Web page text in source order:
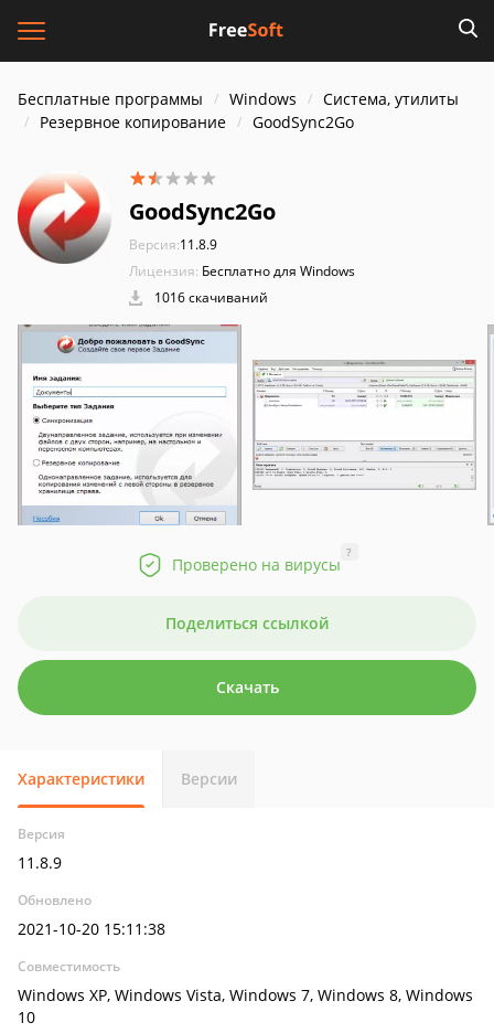
Бесплатные программы Windows
Система, утилиты
Резервное копирование
GoodSync2Go
GoodSync2Go
Версия:11.8.9
Лицензия: Бесплатно для Windows
1016 скачиваний
Проверено на вирусы
?
Поделиться ссылкой
Скачать
Характеристики Версии
Версия
11.8.9
Обновлено
2021-10-20 15:11:38
Совместимость
Windows XP, Windows Vista, Windows 7, Windows 8, Windows
10